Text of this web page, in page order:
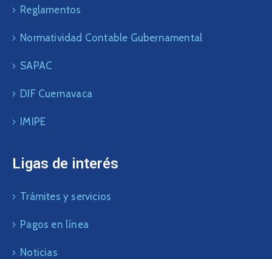
Reglamentos
Normatividad Contable Gubernamental
SAPAC
DIF Cuernavaca
IMIPE
Ligas de interés
Trámites y servicios
Pagos en línea
Noticias